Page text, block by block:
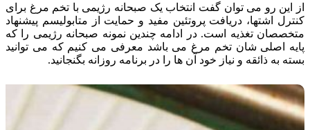
از این رو می توان گفت انتخاب یک صبحانه رژیمی با تخم مرغ برای
کنترل اشتها، دریافت پروتئین مفید و حمایت از متابولیسم پیشنهاد
متخصصان تغذیه است. در ادامه چندین نمونه صبحانه رژیمی را که
پایه اصلی شان تخم مرغ می باشد معرفی می کنیم که می توانید
بسته به ذائقه و نیاز خود آن ها را در برنامه روزانه بگنجانید.